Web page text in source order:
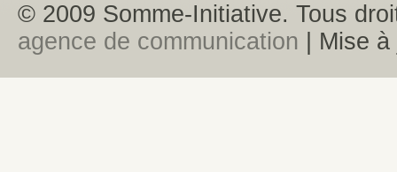
© 2009 Somme-Initiative. Tous
agence de communication | Mise